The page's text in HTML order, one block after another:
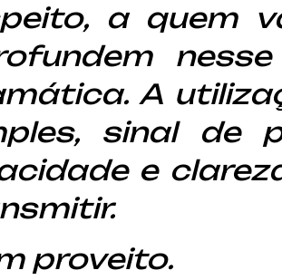
a quem
A
sinal de
e
proveito.